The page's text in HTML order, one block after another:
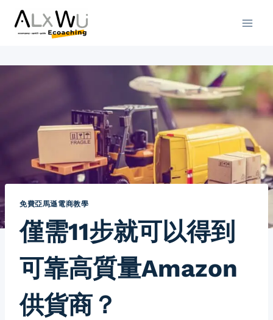
免費亞馬遜電商教學
僅需11步就可以得到
可靠高質量Amazon
供貨商？